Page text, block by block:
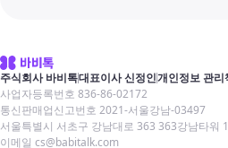
주식회사 바비톡대표이사 신정인개인정보 관리
사업자등록번호 836-86-02172
통신판매업신고번호 2021-서울강남-03497
서울특별시 서초구 강남대로 363 363강남타워
이메일 cs@babitalk.com